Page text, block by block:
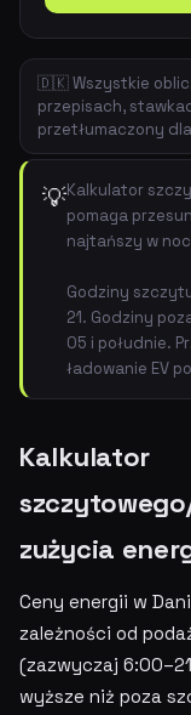
🇩🇰 Wszystkie
przepisach,
przetłumaczony
💡Kalkulator
pomaga
najtańszy w
Godziny
21. Godziny
05 i południe.
ładowanie EV
Kalkulator
zużycia
Ceny energii w
zależności od
(zazwyczaj
wyższe niż poza